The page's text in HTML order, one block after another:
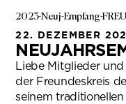
22. DEZEMBER
Liebe Mitglieder
der Freundeskreis
seinem traditionellen
2023-Neuj-Empfang-